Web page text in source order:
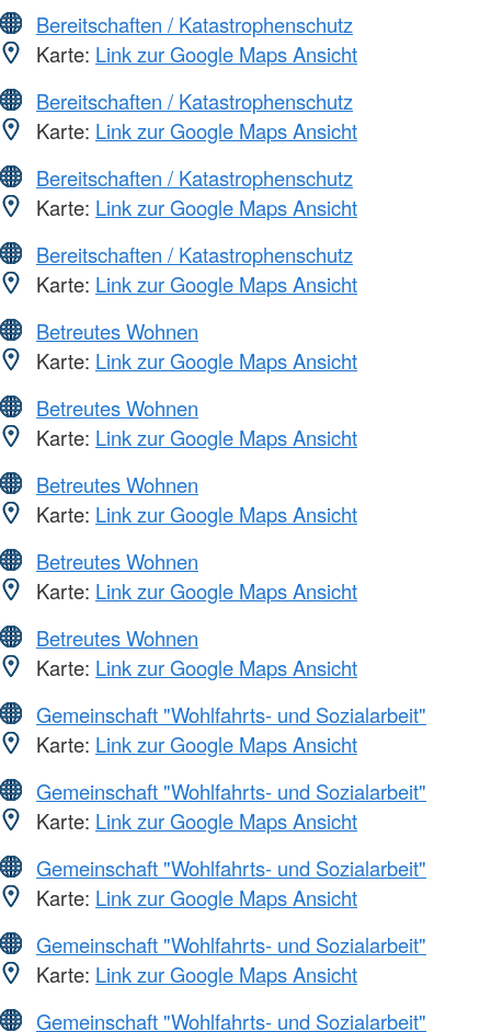
Bereitschaften / Katastrophenschutz
Karte: Link zur Google Maps Ansicht
Bereitschaften / Katastrophenschutz
Karte: Link zur Google Maps Ansicht
Bereitschaften / Katastrophenschutz
Karte: Link zur Google Maps Ansicht
Bereitschaften / Katastrophenschutz
Karte: Link zur Google Maps Ansicht
Betreutes Wohnen
Karte: Link zur Google Maps Ansicht
Betreutes Wohnen
Karte: Link zur Google Maps Ansicht
Betreutes Wohnen
Karte: Link zur Google Maps Ansicht
Betreutes Wohnen
Karte: Link zur Google Maps Ansicht
Betreutes Wohnen
Karte: Link zur Google Maps Ansicht
Gemeinschaft "Wohlfahrts- und Sozialarbeit"
Karte: Link zur Google Maps Ansicht
Gemeinschaft "Wohlfahrts- und Sozialarbeit"
Karte: Link zur Google Maps Ansicht
Gemeinschaft "Wohlfahrts- und Sozialarbeit"
Karte: Link zur Google Maps Ansicht
Gemeinschaft "Wohlfahrts- und Sozialarbeit"
Karte: Link zur Google Maps Ansicht
Gemeinschaft "Wohlfahrts- und Sozialarbeit"